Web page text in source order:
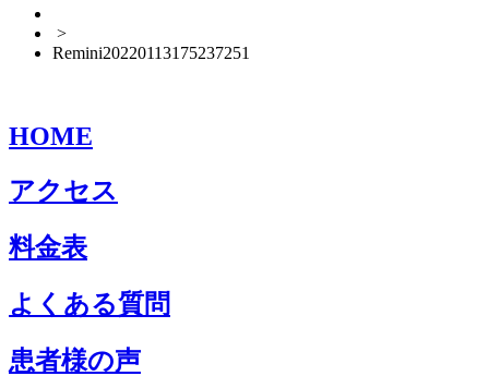
>
Remini20220113175237251
HOME
アクセス
料金表
よくある質問
患者様の声